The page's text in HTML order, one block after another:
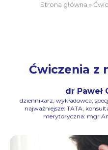
Strona główna »
Ćwiczenia z
dr Paweł
dziennikarz, wykładowca,
najważniejsze: TATA,
merytoryczna: mgr